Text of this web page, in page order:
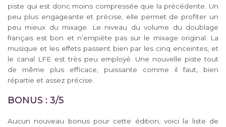
piste qui est donc moins compressée que la précédente. Un
peu plus engageante et précise, elle permet de profiter un
peu mieux du mixage. Le niveau du volume du doublage
français est bon et n’empiète pas sur le mixage original. La
musique et les effets passent bien par les cinq enceintes, et
le canal LFE est très peu employé. Une nouvelle piste tout
de même plus efficace, puissante comme il faut, bien
répartie et assez précise.
BONUS : 3/5
Aucun nouveau bonus pour cette édition, voici la liste de